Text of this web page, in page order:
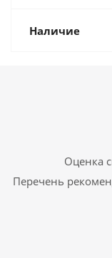
Наличие
Оценка
Перечень